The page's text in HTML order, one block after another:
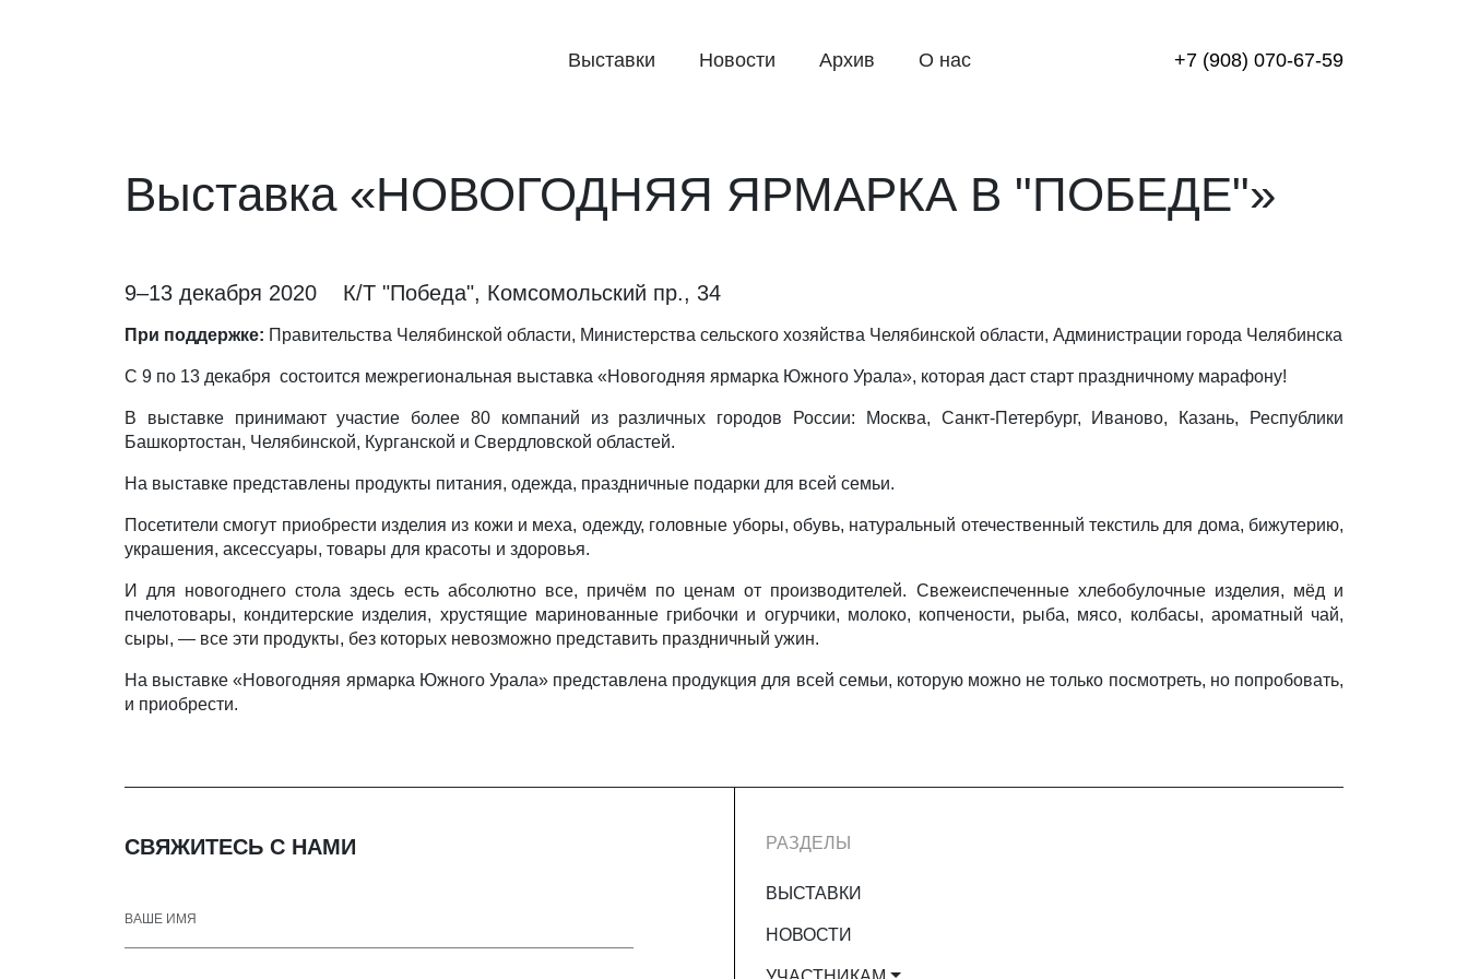
Выставки Новости Архив О нас +7 (908) 070-67-59
Выставка «НОВОГОДНЯЯ ЯРМАРКА В "ПОБЕДЕ"»
9–13 декабря 2020 К/Т "Победа", Комсомольский пр., 34
При поддержке: Правительства Челябинской области, Министерства сельского хозяйства Челябинской области, Администрации города Челябинска
С 9 по 13 декабря состоится межрегиональная выставка «Новогодняя ярмарка Южного Урала», которая даст старт праздничному марафону!
В выставке принимают участие более 80 компаний из различных городов России: Москва, Санкт-Петербург, Иваново, Казань, Республики
Башкортостан, Челябинской, Курганской и Свердловской областей.
На выставке представлены продукты питания, одежда, праздничные подарки для всей семьи.
Посетители смогут приобрести изделия из кожи и меха, одежду, головные уборы, обувь, натуральный отечественный текстиль для дома, бижутерию,
украшения, аксессуары, товары для красоты и здоровья.
И для новогоднего стола здесь есть абсолютно все, причём по ценам от производителей. Свежеиспеченные хлебобулочные изделия, мёд и
пчелотовары, кондитерские изделия, хрустящие маринованные грибочки и огурчики, молоко, копчености, рыба, мясо, колбасы, ароматный чай,
сыры, — все эти продукты, без которых невозможно представить праздничный ужин.
На выставке «Новогодняя ярмарка Южного Урала» представлена продукция для всей семьи, которую можно не только посмотреть, но попробовать,
и приобрести.
СВЯЖИТЕСЬ С НАМИ РАЗДЕЛЫ
ВЫСТАВКИ
НОВОСТИ